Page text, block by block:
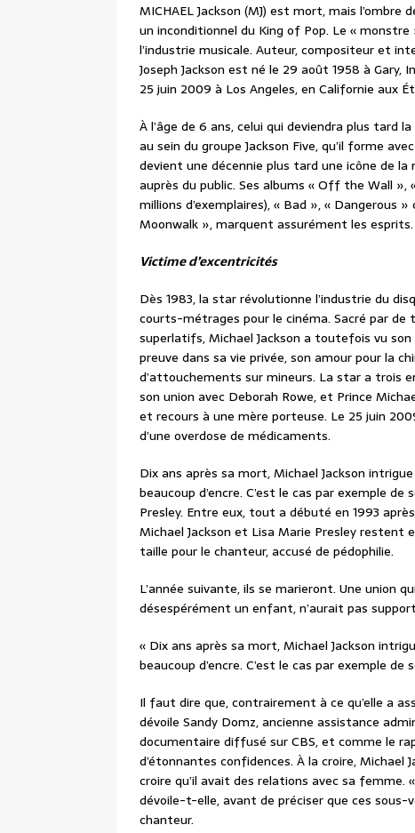
MICHAEL Jackson (MJ) est mort, mais
un inconditionnel du King of Pop. Le «
l’industrie musicale. Auteur, compositeur et
Joseph Jackson est né le 29 août 1958 à
25 juin 2009 à Los Angeles, en Californie aux
À l’âge de 6 ans, celui qui deviendra plus tard
au sein du groupe Jackson Five, qu’il forme
devient une décennie plus tard une icône de
auprès du public. Ses albums « Off the Wall »,
millions d’exemplaires), « Bad », « Dangerous
Moonwalk », marquent assurément les esprits.
Victime d’excentricités
Dès 1983, la star révolutionne l’industrie du
courts-métrages pour le cinéma. Sacré par
superlatifs, Michael Jackson a toutefois vu
preuve dans sa vie privée, son amour pour la
d’attouchements sur mineurs. La star a trois
son union avec Deborah Rowe, et Prince
et recours à une mère porteuse. Le 25 juin
d’une overdose de médicaments.
Dix ans après sa mort, Michael Jackson
beaucoup d’encre. C’est le cas par exemple
Presley. Entre eux, tout a débuté en 1993
Michael Jackson et Lisa Marie Presley
taille pour le chanteur, accusé de pédophilie.
L’année suivante, ils se marieront. Une union
désespérément un enfant, n’aurait pas
« Dix ans après sa mort, Michael Jackson
beaucoup d’encre. C’est le cas par exemple
Il faut dire que, contrairement à ce qu’elle a
dévoile Sandy Domz, ancienne assistance
documentaire diffusé sur CBS, et comme le
d’étonnantes confidences. À la croire,
croire qu’il avait des relations avec sa
dévoile-t-elle, avant de préciser que ces
chanteur.